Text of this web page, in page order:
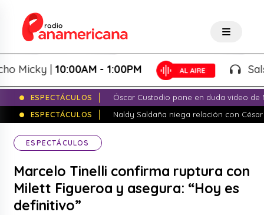
|10:00AM - 1:00PM Salsa
ESPECTÁCULOS
Óscar Custodio pone en duda video de
ESPECTÁCULOS
Naldy Saldaña niega relación con
ESPECTÁCULOS
Marcelo Tinelli confirma ruptura con
Milett Figueroa y asegura: “Hoy es
definitivo”